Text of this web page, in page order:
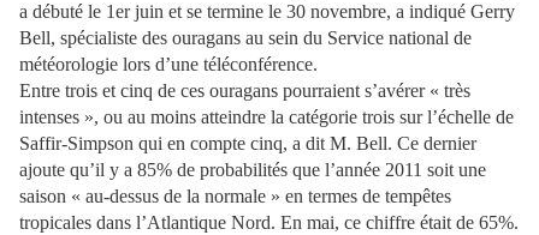
a débuté le 1er juin et se termine le 30 novembre, a indiqué Gerry
Bell, spécialiste des ouragans au sein du Service national de
météorologie lors d’une téléconférence.
Entre trois et cinq de ces ouragans pourraient s’avérer « très
intenses », ou au moins atteindre la catégorie trois sur l’échelle de
Saffir-Simpson qui en compte cinq, a dit M. Bell. Ce dernier
ajoute qu’il y a 85% de probabilités que l’année 2011 soit une
saison « au-dessus de la normale » en termes de tempêtes
tropicales dans l’Atlantique Nord. En mai, ce chiffre était de 65%.